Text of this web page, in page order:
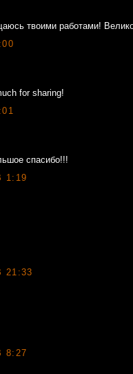
твоими работами!
for sharing!
спасибо!!!
1:19
21:33
8:27